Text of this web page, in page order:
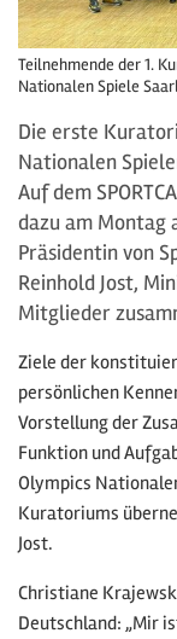
Die erste
Nationalen
Auf dem
dazu am Montag
Präsidentin von
Reinhold Jost,
Mitglieder
Ziele der
persönlichen
Vorstellung der
Funktion und
Olympics
Kuratoriums
Jost.
Christiane
Deutschland: „Mir
Teilnehmende der 1.
Nationalen Spiele